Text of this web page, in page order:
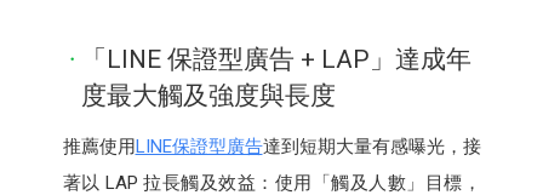
「LINE 保證型廣告 + LAP」達成年
度最大觸及強度與長度
推薦使用LINE保證型廣告達到短期大量有感曝光，接
著以 LAP 拉長觸及效益：使用「觸及人數」目標，